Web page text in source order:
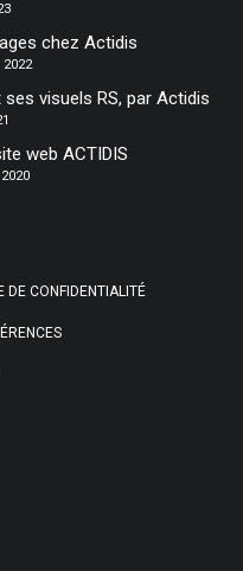
chez Actidis
ses visuels RS, par Actidis
web ACTIDIS
DE CONFIDENTIALITÉ